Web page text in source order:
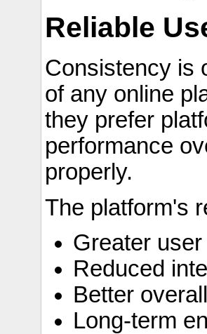
Reliable
Consistency is
of any online
they prefer
performance
properly.
The platform's
Greater
Reduced
Better
Long-term